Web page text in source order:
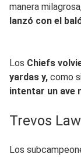
manera
lanzó con el
Los Chiefs
yardas y, como
intentar un ave
Trevos
Los